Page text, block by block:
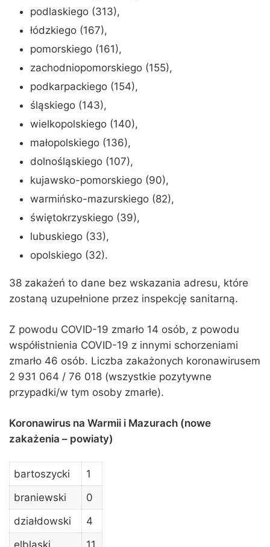
podlaskiego (313),
łódzkiego (167),
pomorskiego (161),
zachodniopomorskiego (155),
podkarpackiego (154),
śląskiego (143),
wielkopolskiego (140),
małopolskiego (136),
dolnośląskiego (107),
kujawsko-pomorskiego (90),
warmińsko-mazurskiego (82),
świętokrzyskiego (39),
lubuskiego (33),
opolskiego (32).
38 zakażeń to dane bez wskazania adresu, które
zostaną uzupełnione przez inspekcję sanitarną.
Z powodu COVID-19 zmarło 14 osób, z powodu
współistnienia COVID-19 z innymi schorzeniami
zmarło 46 osób. Liczba zakażonych koronawirusem
2 931 064 / 76 018 (wszystkie pozytywne
przypadki/w tym osoby zmarłe).
Koronawirus na Warmii i Mazurach (nowe
zakażenia – powiaty)
bartoszycki
1
braniewski
0
działdowski
4